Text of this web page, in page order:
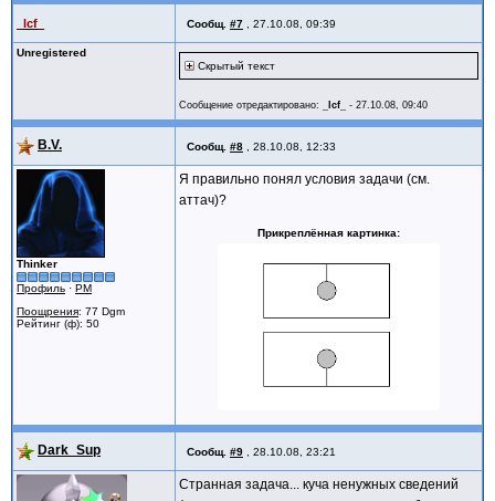
_lcf_ Сообщ. #7 27.10.08, 09:39
Unregistered
Скрытый текст
Сообщение отредактировано: _lcf_ - 27.10.08, 09:40
B.V. Сообщ. #8 28.10.08, 12:33
Thinker
Профиль · PM
Поощрения: 77 Dgm
Рейтинг (ф): 50
Я правильно понял условия задачи (см.
аттач)?
Прикреплённая картинка
Dark_Sup Сообщ. #9 28.10.08, 23:21
Странная задача... куча ненужных сведений